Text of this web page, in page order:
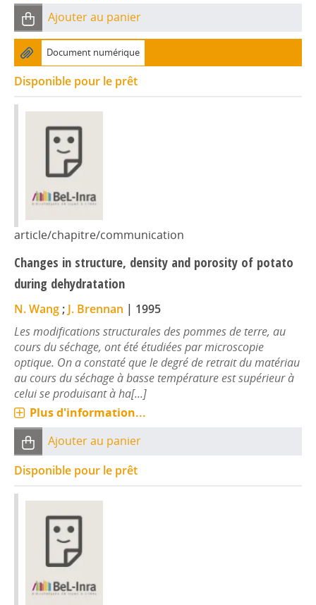
Ajouter au panier
Document numérique
Disponible pour le prêt
article/chapitre/communication
Changes in structure, density and porosity of potato
during dehydratation
N. Wang ; J. Brennan | 1995
Les modifications structurales des pommes de terre, au
cours du séchage, ont été étudiées par microscopie
optique. On a constaté que le degré de retrait du matériau
au cours du séchage à basse température est supérieur à
celui se produisant à ha[...]
Plus d'information...
Ajouter au panier
Disponible pour le prêt